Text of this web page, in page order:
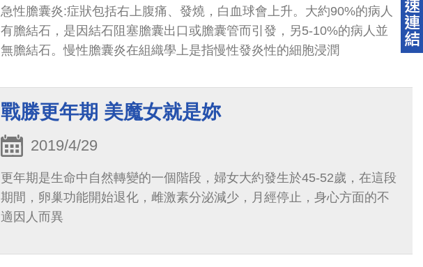
急性膽囊炎:症狀包括右上腹痛、發燒，白血球會上升。大約90%的病人
有膽結石，是因結石阻塞膽囊出口或膽囊管而引發，另5-10%的病人並
無膽結石。慢性膽囊炎在組織學上是指慢性發炎性的細胞浸潤
戰勝更年期 美魔女就是妳
2019/4/29
更年期是生命中自然轉變的一個階段，婦女大約發生於45-52歲，在這段
期間，卵巢功能開始退化，雌激素分泌減少，月經停止，身心方面的不
適因人而異